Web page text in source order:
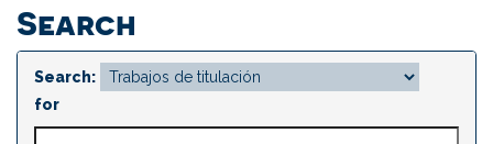
Search
Search:
for